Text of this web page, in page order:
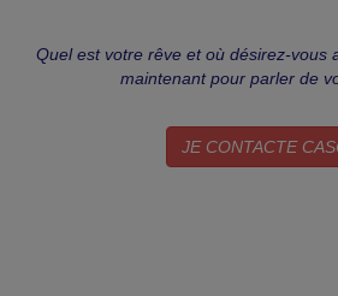
Quel est votre rêve et où désirez-vous
maintenant pour parler de
JE CONTACTE